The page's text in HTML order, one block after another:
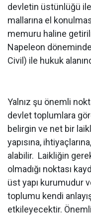
devletin üstünlüğü ile
mallarına el
memuru haline
Napeleon
Civil) ile hukuk
Yalnız şu önemli
devlet toplumlara
belirgin ve net bir
yapısına,
alabilir. Laikliğin
olmadığı noktası
üst yapı kurumudur
toplumu kendi
etkileyecektir.